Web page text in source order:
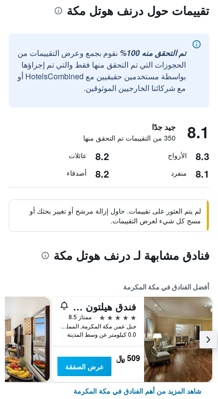
تقييمات حول درنف هوتل مكة
تم التحقق منه 100%
نقوم بجمع وعرض التقييمات من
الحجوزات التي تم التحقق منها فقط والتي تم إجراؤها
بواسطة مستخدمين حقيقيين مع HotelsCombined أو
مع شركائنا الخارجيين الموثوقين.
8.1 جيد جدًا
350 من التقييمات تم التحقق منها
8.3 الأزواج 8.2 عائلات
8.1 منفرد 8.2 أصدقاء
لم يتم العثور على تقييمات. حاول إزالة مرشح أو تغيير بحثك أو
مسح كل شيء لعرض التقييمات.
فنادق مشابهة لـ درنف هوتل مكة
أفضل الفنادق في مكة المكرمة
فندق هيلتون المؤتمرات جبل عمر مكة
5 نجوم
ممتاز 8.5
جبل عمر, مكة المكرمة, المملكة العربية السعودية
0.0 كيلومتر عن وسط المدينة
509 ﷼
عرض الصفقة
شاهد المزيد من أهم الفنادق في مكة المكرمة